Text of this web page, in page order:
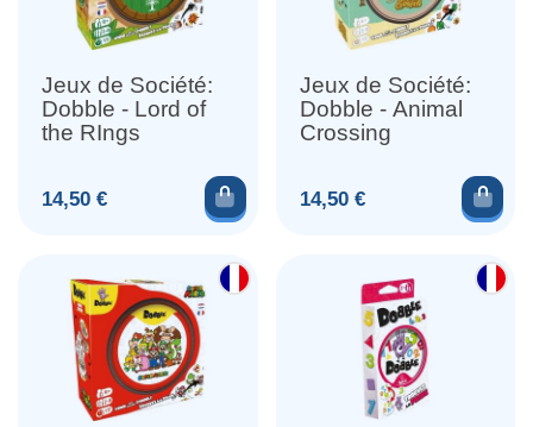
Jeux de Société:
Dobble - Lord of
the RIngs
Prix
14,50 € Ajouter au panier
Jeux de Société:
Dobble - Animal
Crossing
Prix
14,50 €